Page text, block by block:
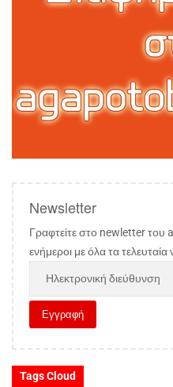
Newsletter
Γραφτείτε στο newletter του
ενήμεροι με όλα τα
Tags Cloud